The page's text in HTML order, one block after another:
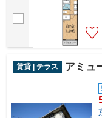
賃貸 | テラス アミュ